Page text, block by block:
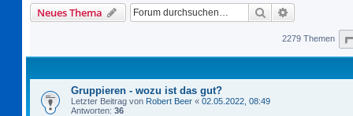
Neues Thema Suche
2279 Themen
Gruppieren - wozu ist das gut?
Letzter Beitrag von Robert Beer « 02.05.2022, 08:49
Antworten: 36